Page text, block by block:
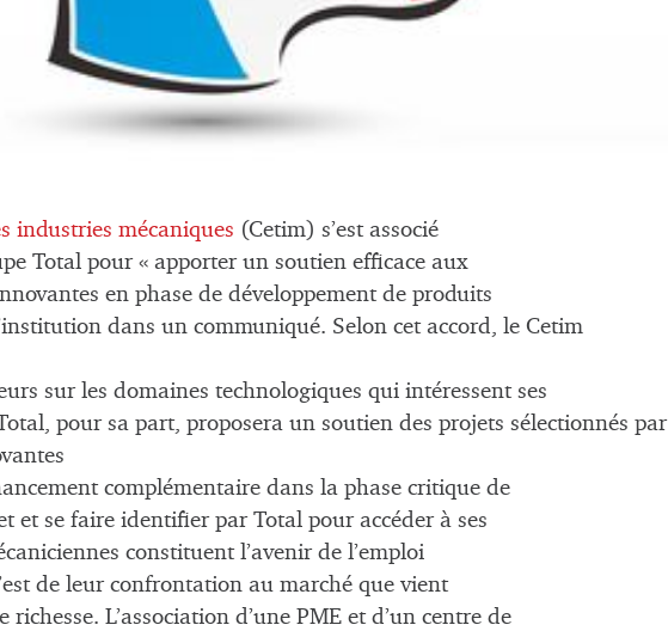
industries mécaniques (Cetim) s’est associé
Total pour « apporter un soutien efficace aux
en phase de développement de produits
dans un communiqué. Selon cet accord, le Cetim
sur les domaines technologiques qui intéressent ses
pour sa part, proposera un soutien des projets sélectionnés par
complémentaire dans la phase critique de
et se faire identifier par Total pour accéder à ses
constituent l’avenir de l’emploi
de leur confrontation au marché que vient
richesse. L’association d’une PME et d’un centre de